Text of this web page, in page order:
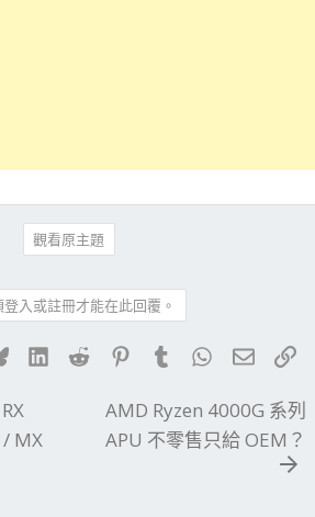
觀看原主題
入或註冊才能在此回覆。
BlueskyLinkedIn
Reddit PinterestTumblrWhatsApp
電子
MX
AMD Ryzen 4000G 系列
APU 不零售只給 OEM？